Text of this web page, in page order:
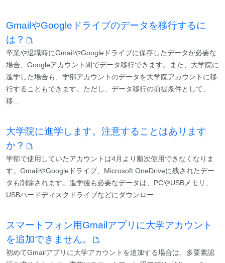
GmailやGoogleドライブのデータを移行するに
は？
卒業や退職時にGmailやGoogleドライブに保存したデータが必要な
場合、Googleアカウント間でデータ移行できます。また、大学院に
進学した場合も、学部アカウントのデータを大学院アカウントに移
行することもできます。ただし、データ移行の前提条件として、
移...
大学院に進学します。注意することはあります
か？
学部で使用していたアカウントは4月より順次使用できなくなりま
す。GmailやGoogleドライブ、Microsoft OneDriveに残されたデー
タも削除されます。進学後も必要なデータは、PCやUSBメモリ、
USBハードディスクドライブなどにダウンロー...
スマートフォン用Gmailアプリに大学アカウント
を追加できません。
初めてGmailアプリに大学アカウントを追加する場合は、多要素認